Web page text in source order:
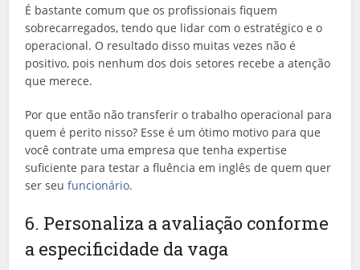
É bastante comum que os profissionais fiquem
sobrecarregados, tendo que lidar com o estratégico e o
operacional. O resultado disso muitas vezes não é
positivo, pois nenhum dos dois setores recebe a atenção
que merece.
Por que então não transferir o trabalho operacional para
quem é perito nisso? Esse é um ótimo motivo para que
você contrate uma empresa que tenha expertise
suficiente para testar a fluência em inglês de quem quer
ser seufuncionário.
6. Personaliza a avaliação conforme
a especificidade da vaga